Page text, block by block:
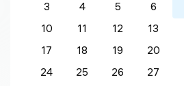
3
4 5 6
10
11 12 13
17
18 19 20
24
25 26 27